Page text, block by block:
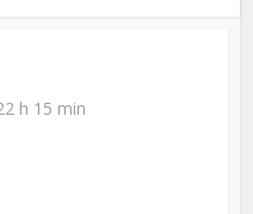
h 15 min